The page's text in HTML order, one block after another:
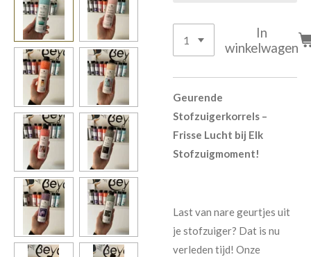
In
winkelwagen
Geurende
Stofzuigerkorrels –
Frisse Lucht bij Elk
Stofzuigmoment!
Last van nare geurtjes uit
je stofzuiger? Dat is nu
verleden tijd! Onze